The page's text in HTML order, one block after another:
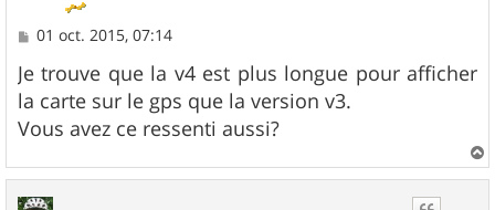
M
s
s
a
g
e
01 oct. 2015, 07:14
Je trouve que la v4 est plus longue pour afficher
la carte sur le gps que la version v3.
Vous avez ce ressenti aussi?
a